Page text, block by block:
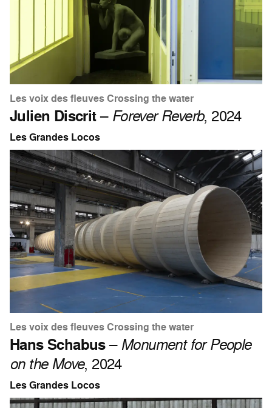
Les voix des fleuves Crossing the water
Julien Discrit– Forever Reverb, 2024
Les Grandes Locos
Les voix des fleuves Crossing the water
Hans Schabus– Monument for People
on the Move, 2024
Les Grandes Locos